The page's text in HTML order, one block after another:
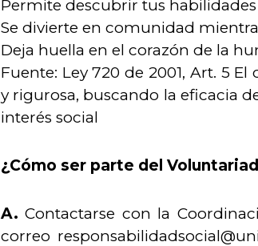
Permite descubrir tus habilidades
Se divierte en comunidad
Deja huella en el corazón de la
Fuente: Ley 720 de 2001, Art. 5
y rigurosa, buscando la eficacia
interés social
¿Cómo ser parte del
A.Contactarse con la
correo